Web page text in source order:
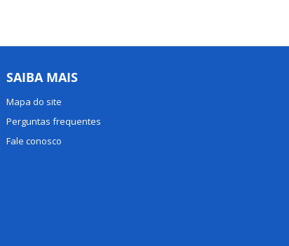
SAIBA MAIS
Mapa do site
Perguntas frequentes
Fale conosco